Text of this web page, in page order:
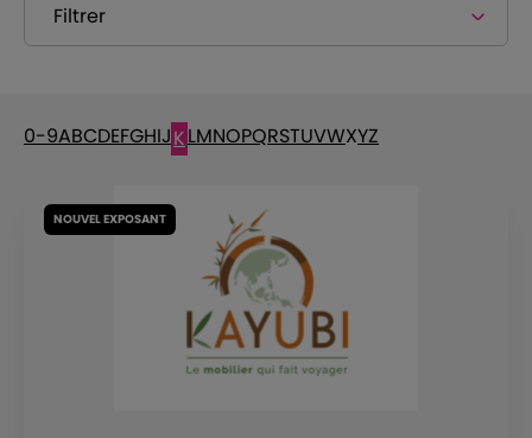
Filtrer
0-9ABCDEFGHIJKLMNOPQRSTUVWXYZ
NOUVEL EXPOSANT